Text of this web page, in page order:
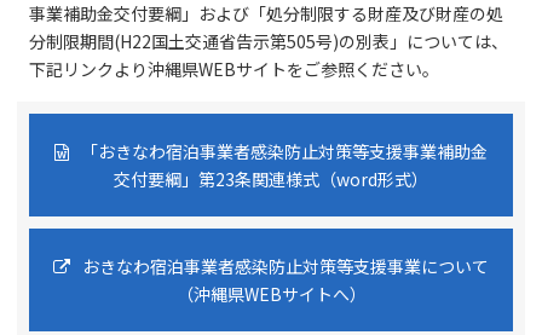
事業補助金交付要綱」および「処分制限する財産及び財産の処
分制限期間(H22国土交通省告示第505号)の別表」については、
下記リンクより沖縄県WEBサイトをご参照ください。
「おきなわ宿泊事業者感染防止対策等支援事業補助金
交付要綱」第23条関連様式（word形式）
おきなわ宿泊事業者感染防止対策等支援事業について
（沖縄県WEBサイトへ）